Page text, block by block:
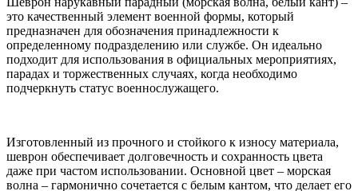
это качественный элемент военной формы, который
предназначен для обозначения принадлежности к
определенному подразделению или службе. Он идеально
подходит для использования в официальных мероприятиях,
парадах и торжественных случаях, когда необходимо
подчеркнуть статус военнослужащего.
Изготовленный из прочного и стойкого к износу материала,
шеврон обеспечивает долговечность и сохранность цвета
даже при частом использовании. Основной цвет – морская
волна – гармонично сочетается с белым кантом, что делает его